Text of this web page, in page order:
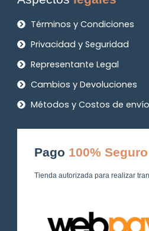
Términos y Condiciones
Privacidad y Seguridad
Representante Legal
Cambios y Devoluciones
Métodos y Costos de envío
Pago 100% Seguro
Tienda autorizada para realizar